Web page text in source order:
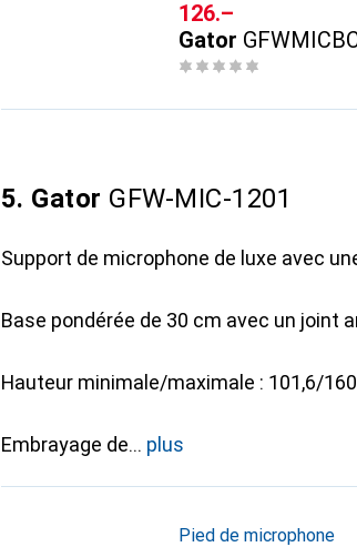
CHF
126.–
Gator
5. Gator GFW-MIC-1201
Support de microphone de luxe avec
Base pondérée de 30 cm avec un joint
Hauteur minimale/maximale : 101,6/
Embrayage de plus
Pied de microphone